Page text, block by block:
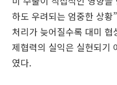
하도 우려되는 엄중한 상황
처리가 늦어질수록 대미
제협력의 실익은 실현되기
였다.